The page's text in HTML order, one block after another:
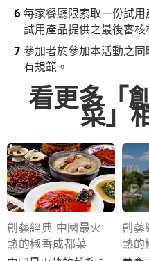
每家餐廳限索取一份試
試用產品提供之最後審核
參加者於參加本活動之
有規範。
看更多「
菜」
創藝經典 中國最火
熱的椒香成都菜
創藝
熱的